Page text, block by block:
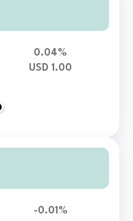
0.04%
USD 1.00
-0.01%